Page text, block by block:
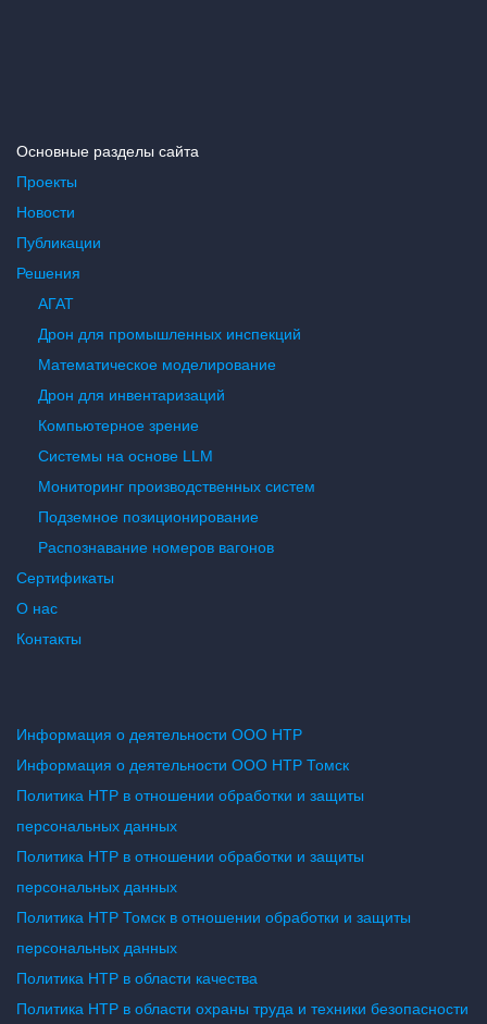
Основные разделы сайта
Проекты
Новости
Публикации
Решения
АГАТ
Дрон для промышленных инспекций
Математическое моделирование
Дрон для инвентаризаций
Компьютерное зрение
Системы на основе LLM
Мониторинг производственных систем
Подземное позиционирование
Распознавание номеров вагонов
Сертификаты
О нас
Контакты
Информация о деятельности ООО НТР
Информация о деятельности ООО НТР Томск
Политика НТР в отношении обработки и защиты
персональных данных
Политика НТР в отношении обработки и защиты
персональных данных
Политика НТР Томск в отношении обработки и защиты
персональных данных
Политика НТР в области качества
Политика НТР в области охраны труда и техники безопасности